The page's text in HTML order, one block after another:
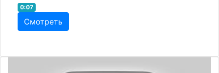
0:07
Смотреть